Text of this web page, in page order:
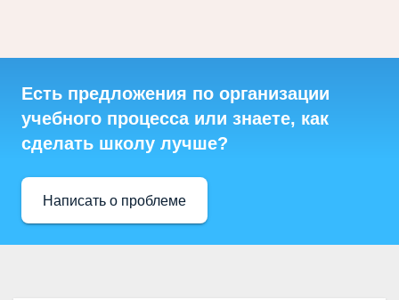
Есть предложения по организации
учебного процесса или знаете, как
сделать школу лучше?
Написать о проблеме